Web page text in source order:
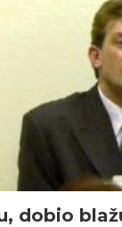
dobio